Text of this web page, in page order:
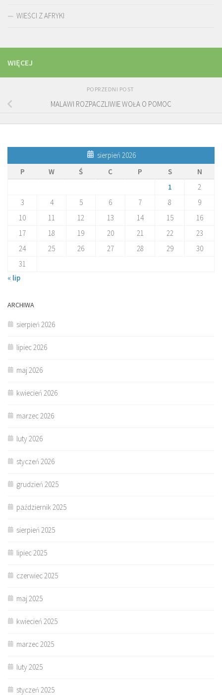
WIEŚCI Z AFRYKI
WIĘCEJ
POPRZEDNI POST
MALAWI ROZPACZLIWIE WOŁA O POMOC
sierpień 2026
P
W Ś C P S
N
1
2
3
4 5 6 7 8
9
10
11 12 13 14 15
16
17
18 19 20 21 22
23
24
25 26 27 28 29
30
31
« lip
ARCHIWA
sierpień 2026
lipiec 2026
maj 2026
kwiecień 2026
marzec 2026
luty 2026
styczeń 2026
grudzień 2025
październik 2025
sierpień 2025
lipiec 2025
czerwiec 2025
maj 2025
kwiecień 2025
marzec 2025
luty 2025
styczeń 2025